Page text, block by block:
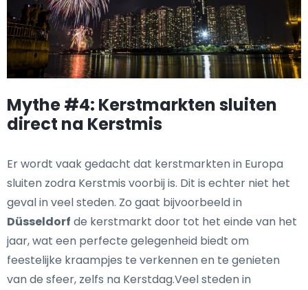
Mythe #4: Kerstmarkten sluiten
direct na Kerstmis
Er wordt vaak gedacht dat kerstmarkten in Europa
sluiten zodra Kerstmis voorbij is. Dit is echter niet het
geval in veel steden. Zo gaat bijvoorbeeld in
Düsseldorf de kerstmarkt door tot het einde van het
jaar, wat een perfecte gelegenheid biedt om
feestelijke kraampjes te verkennen en te genieten
van de sfeer, zelfs na Kerstdag.Veel steden in